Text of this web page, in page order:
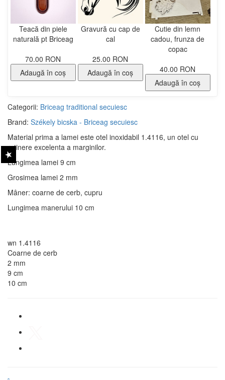
Teacă din piele
naturală pt Briceag
70.00 RON
Adaugă în coş
Gravură cu cap de
cal
25.00 RON
Adaugă în coş
Cutie din lemn
cadou, frunza de
copac
40.00 RON
Adaugă în coş
Categorii: Briceag traditional secuiesc
Brand: Székely bicska - Briceag secuiesc
Material prima a lamei este otel inoxidabil 1.4116, un otel cu
retinere excelenta a marginilor.
Lungimea lamei 9 cm
Grosimea lamei 2 mm
Mâner: coarne de cerb, cupru
Lungimea manerului 10 cm
wn 1.4116
Coarne de cerb
2 mm
9 cm
10 cm